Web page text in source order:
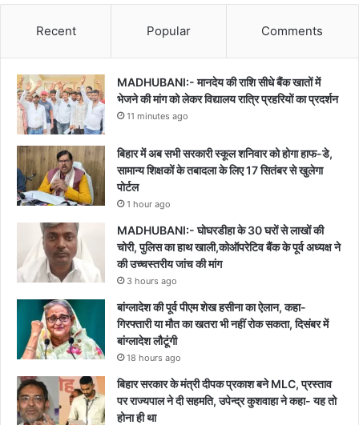
Recent Popular Comments
MADHUBANI:- मानदेय की राशि सीधे बैंक खातों में
भेजने की मांग को लेकर विद्यालय रात्रि प्रहरियों का प्रदर्शन
11 minutes ago
बिहार में अब सभी सरकारी स्कूल शनिवार को होगा हाफ-डे,
सामान्य शिक्षकों के तबादला के लिए 17 सितंबर से खुलेगा
पोर्टल
1 hour ago
MADHUBANI:- घोघरडीहा के 30 घरों से लाखों की
चोरी, पुलिस का हाथ खाली,कोऑपरेटिव बैंक के पूर्व अध्यक्ष ने
की उच्चस्तरीय जांच की मांग
3 hours ago
बांग्लादेश की पूर्व पीएम शेख हसीना का ऐलान, कहा-
गिरफ्तारी या मौत का खतरा भी नहीं रोक सकता, दिसंबर में
बांग्लादेश लौटूंगी
18 hours ago
बिहार सरकार के मंत्री दीपक प्रकाश बने MLC, प्रस्ताव
पर राज्यपाल ने दी सहमति, उपेन्द्र कुशवाहा ने कहा- यह तो
होना ही था